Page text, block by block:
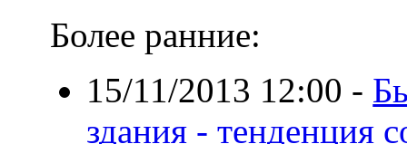
Более ранние:
15/11/2013 12:00 -
здания - тенденция